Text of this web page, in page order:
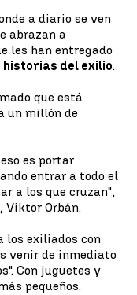
a diario se ven
abrazan a
les han entregado
historias del exilio.
que está
un millón de
es portar
entrar a todo el
a los que cruzan",
Viktor Orbán.
los exiliados con
venir de inmediato
Con juguetes y
pequeños.